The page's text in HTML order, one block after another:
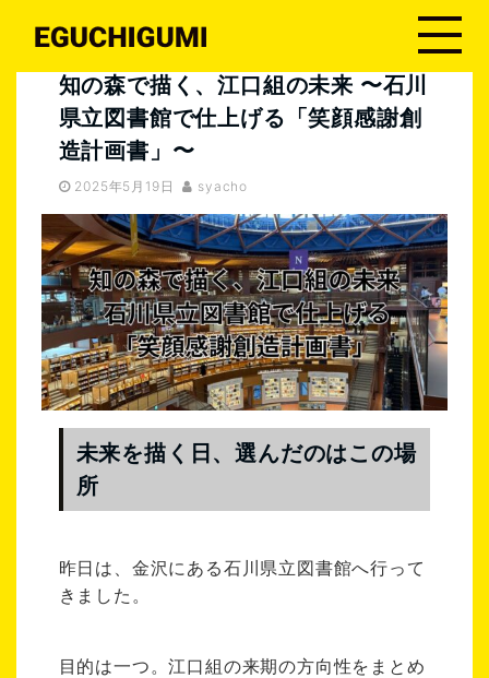
江口グループ
知の森で描く、江口組の未来 〜石川
県立図書館で仕上げる「笑顔感謝創
造計画書」〜
2025年5月19日 syacho
未来を描く日、選んだのはこの場
所
昨日は、金沢にある石川県立図書館へ行って
きました。
目的は一つ。江口組の来期の方向性をまとめ